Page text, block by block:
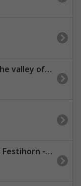
of Anniviers
- Barrhorn